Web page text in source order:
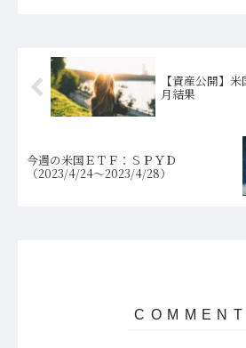
【資産公開】
月結果
今週の米国ＥＴＦ：ＳＰＹＤ
（2023/4/24～2023/4/28）